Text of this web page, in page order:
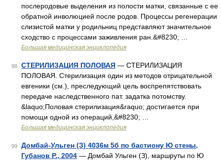
послеродовые выделения из полости матки, связанные с ее
обратной инволюцией после родов. Процессы регенерации
слизистой матки у родильниц представляют значительное
сходство с процессами заживления ран.&#8230; …
Большая медицинская энциклопедия
98 СТЕРИЛИЗАЦИЯ ПОЛОВАЯ — СТЕРИЛИЗАЦИЯ
ПОЛОВАЯ. Стерилизация один из методов отрицательной
евгеники (см.), преследующий цель воспрепятствовать
передаче наследственного пат. задатка потомству.
&laquo;Половая стерилизация&raquo; достигается при
помощи одной из операций,&#8230; …
Большая медицинская энциклопедия
99
Домбай-Ульген (З) 4036м 5б по бастиону Ю стены,
Губанов Р., 2004 — Домбай Ульген (З), маршруты по Ю